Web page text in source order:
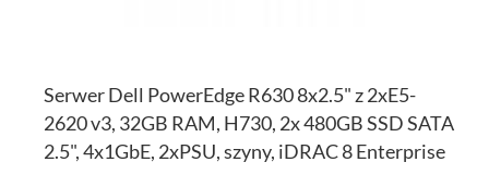
Serwer Dell PowerEdge R630 8x2.5" z 2xE5-
2620 v3, 32GB RAM, H730, 2x 480GB SSD SATA
2.5", 4x1GbE, 2xPSU, szyny, iDRAC 8 Enterprise